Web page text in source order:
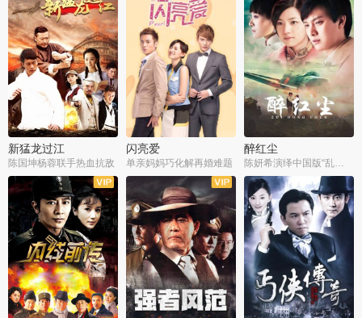
新猛龙过江
陈国坤杨蓉联手热血抗敌
闪亮爱
单亲妈妈巧化解再婚难题
醉红尘
陈妍希演绎中国版“乱世佳人”
全30集
全30集 全30集